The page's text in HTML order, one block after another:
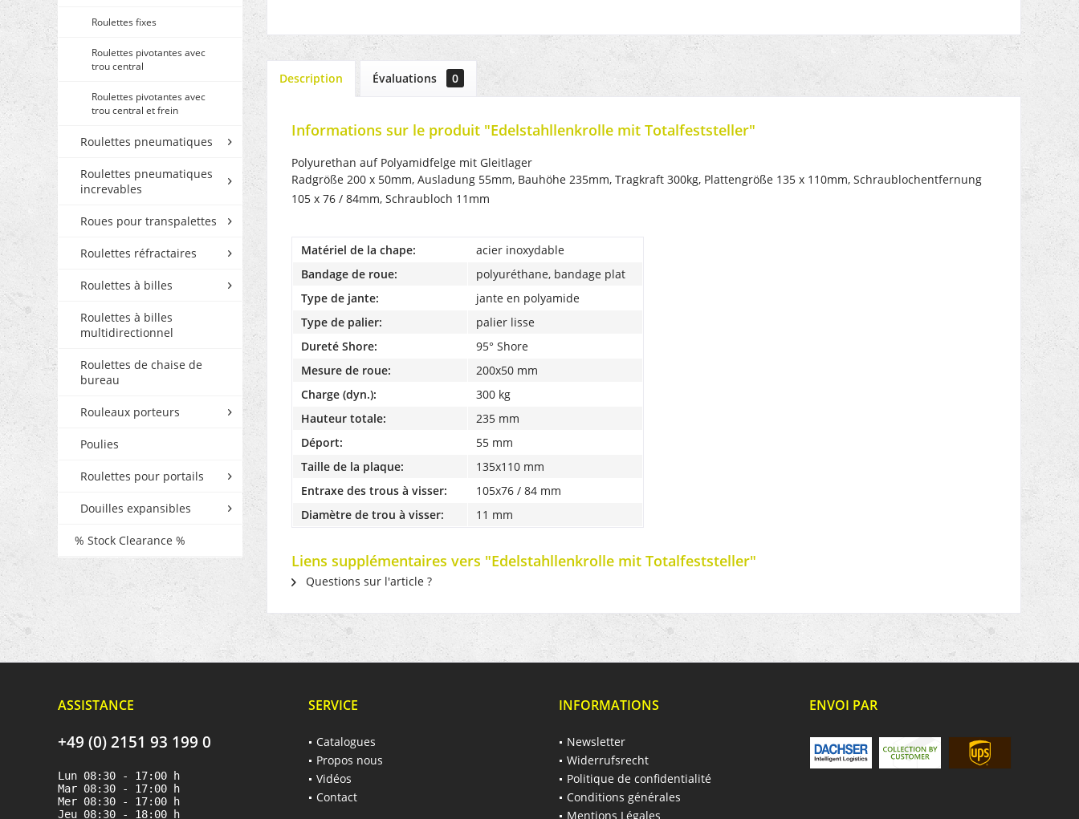
Roulettes fixes
Roulettes pivotantes avec
trou central
Roulettes pivotantes avec
trou central et frein
Roulettes pneumatiques
Roulettes pneumatiques
increvables
Roues pour transpalettes
Roulettes réfractaires
Roulettes à billes
Roulettes à billes
multidirectionnel
Roulettes de chaise de
bureau
Rouleaux porteurs
Poulies
Roulettes pour portails
Douilles expansibles
% Stock Clearance %
Description Évaluations 0
Informations sur le produit "Edelstahllenkrolle mit Totalfeststeller"
Polyurethan auf Polyamidfelge mit Gleitlager
Radgröße 200 x 50mm, Ausladung 55mm, Bauhöhe 235mm, Tragkraft 300kg, Plattengröße 135 x 110mm, Schraublochentfernung
105 x 76 / 84mm, Schraubloch 11mm
Matériel de la chape:
acier inoxydable
Bandage de roue:
polyuréthane, bandage plat
Type de jante:
jante en polyamide
Type de palier:
palier lisse
Dureté Shore:
95° Shore
Mesure de roue:
200x50 mm
Charge (dyn.):
300 kg
Hauteur totale:
235 mm
Déport:
55 mm
Taille de la plaque:
135x110 mm
Entraxe des trous à visser:
105x76 / 84 mm
Diamètre de trou à visser:
11 mm
Liens supplémentaires vers "Edelstahllenkrolle mit Totalfeststeller"
Questions sur l'article ?
ASSISTANCE
+49 (0) 2151 93 199 0
Lun 08:30 - 17:00 h
Mar 08:30 - 17:00 h
Mer 08:30 - 17:00 h
Jeu 08:30 - 18:00 h
SERVICE
Catalogues
Propos nous
Vidéos
Contact
INFORMATIONS
Newsletter
Widerrufsrecht
Politique de confidentialité
Conditions générales
Mentions Légales
ENVOI PAR